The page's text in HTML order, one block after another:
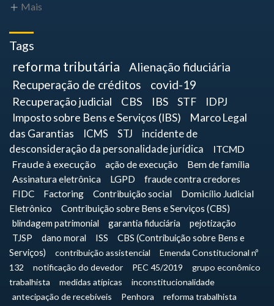
Mais
Tags
reforma tributária
Alienação fiduciária
Recuperação de créditos
covid-19
Recuperação judicial CBS IBS STF
IDPJ
Imposto sobre Bens e Serviços (IBS)
Marco Legal
das Garantias
ICMS STJ
incidente de
desconsideração da personalidade jurídica
ITCMD
Fraude à execução
ação de execução
Bem de família
Assinatura eletrônica
LGPD fraude contra credores
FIDC Factoring Contribuição social
Domicílio Judicial
Eletrônico
Contribuição sobre Bens e Serviços (CBS)
blindagem patrimonial
garantia fiduciária
pejotização
TJSP
dano moral ISS
CBS (Contribuição sobre Bens e
Serviços)
contribuição assistencial
Emenda Constitucional nº
132
notificação do devedor PEC 45/2019
grupo econômico
trabalhista
medidas atípicas
inconstitucionalidade
antecipação de recebíveis
Penhora
reforma trabalhista